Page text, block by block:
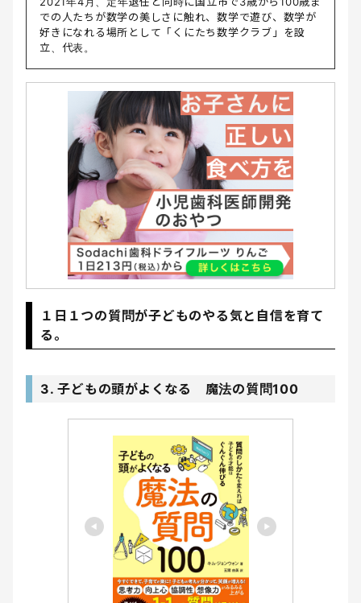
での人たちが数学の美しさに触れ、数学で遊び、数学が
好きになれる場所として「くにたち数学クラブ」を設
立、代表。
１日１つの質問が子どものやる気と自信を育て
る。
3. 子どもの頭がよくなる 魔法の質問100